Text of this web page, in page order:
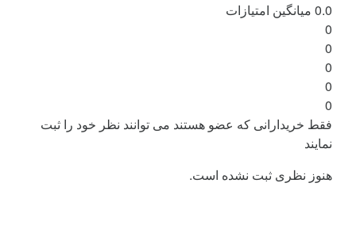
0.0 میانگین امتیازات
0
0
0
0
0
فقط خریدارانی که عضو هستند می توانند نظر خود را ثبت
نمایند
هنوز نظری ثبت نشده است.